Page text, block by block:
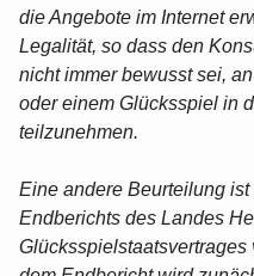
die Angebote im Internet
Legalität, so dass den
nicht immer bewusst sei,
oder einem Glücksspiel in
teilzunehmen.
Eine andere Beurteilung
Endberichts des Landes
Glücksspielstaatsvertrages